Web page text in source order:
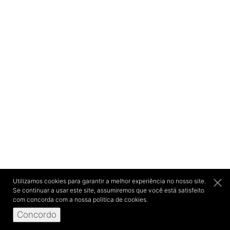
Utilizamos cookies para garantir a melhor experiência no nosso site.
Se continuar a usar este site, assumiremos que você está satisfeito
com concorda com a nossa politica de cookies.
Concordo